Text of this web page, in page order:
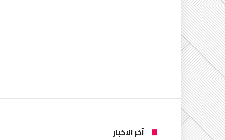
آخر الاخبار